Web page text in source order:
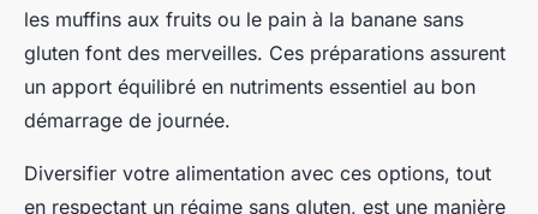
les muffins aux fruits ou le pain à la banane sans
gluten font des merveilles. Ces préparations assurent
un apport équilibré en nutriments essentiel au bon
démarrage de journée.
Diversifier votre alimentation avec ces options, tout
en respectant un régime sans gluten, est une manière